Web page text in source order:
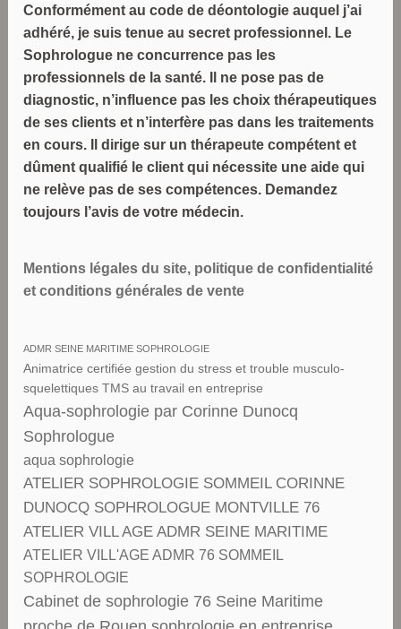
Conformément au code de déontologie auquel j’ai
adhéré, je suis tenue au secret professionnel. Le
Sophrologue ne concurrence pas les
professionnels de la santé. Il ne pose pas de
diagnostic, n’influence pas les choix thérapeutiques
de ses clients et n’interfère pas dans les traitements
en cours. Il dirige sur un thérapeute compétent et
dûment qualifié le client qui nécessite une aide qui
ne relève pas de ses compétences. Demandez
toujours l’avis de votre médecin.
Mentions légales du site, politique de confidentialité
et conditions générales de vente
ADMR SEINE MARITIME SOPHROLOGIE
Animatrice certifiée gestion du stress et trouble musculo-
squelettiques TMS au travail en entreprise
Aqua-sophrologie par Corinne Dunocq
Sophrologue
aqua sophrologie
ATELIER SOPHROLOGIE SOMMEIL CORINNE
DUNOCQ SOPHROLOGUE MONTVILLE 76
ATELIER VILL AGE ADMR SEINE MARITIME
ATELIER VILL'AGE ADMR 76 SOMMEIL
SOPHROLOGIE
Cabinet de sophrologie 76 Seine Maritime